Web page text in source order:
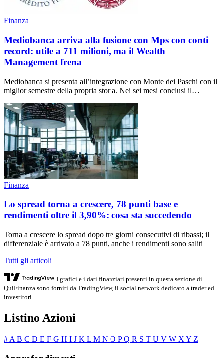
Finanza
Mediobanca arriva alla fusione con Mps con conti
record: utile a 711 milioni, ma il Wealth
Management frena
Mediobanca si presenta all’integrazione con Monte dei Paschi con il
miglior semestre della propria storia. Nei sei mesi conclusi il…
Finanza
Lo spread torna a crescere, 78 punti base e
rendimenti oltre il 3,90%: cosa sta succedendo
Torna a crescere lo spread dopo tre giorni consecutivi di ribassi; il
differenziale è arrivato a 78 punti, anche i rendimenti sono saliti
Tutti gli articoli
I grafici e i dati finanziari presenti in questa sezione di
QuiFinanza sono forniti da TradingView, il social network dedicato a trader ed
investitori.
Listino Azioni
# A B C D E F G H I J K L M N O PQ R S T U V W X Y Z